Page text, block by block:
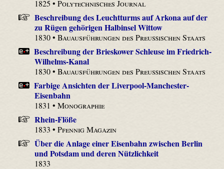
1825 •Polytechnisches Journal
Beschreibung des Leuchtturms auf Arkona auf der
zu Rügen gehörigen Halbinsel Wittow
1830 •Bauausführungen des Preußischen Staats
Beschreibung der Brieskower Schleuse im Friedrich-
Wilhelms-Kanal
1830 •Bauausführungen des Preußischen Staats
Farbige Ansichten der Liverpool-Manchester-
Eisenbahn
1831 •Monographie
Rhein-Flöße
1833 •Pfennig Magazin
Über die Anlage einer Eisenbahn zwischen Berlin
und Potsdam und deren Nützlichkeit
1833